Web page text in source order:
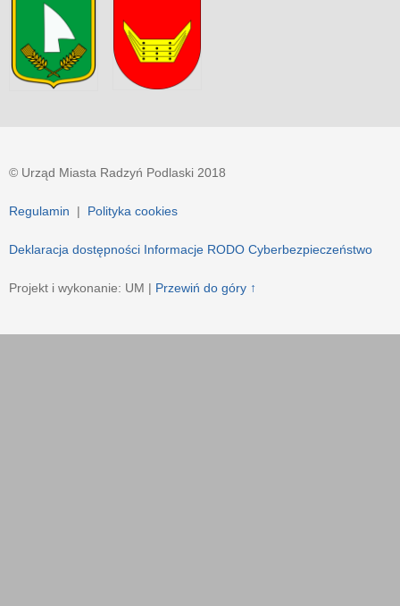
© Urząd Miasta Radzyń Podlaski 2018
Regulamin | Polityka cookies
Deklaracja dostępności Informacje RODO Cyberbezpieczeństwo
Projekt i wykonanie: UM | Przewiń do góry ↑